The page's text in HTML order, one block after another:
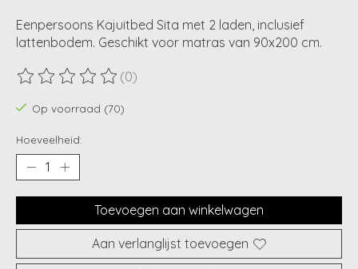
Eenpersoons Kajuitbed Sita met 2 laden, inclusief
lattenbodem. Geschikt voor matras van 90x200 cm.
De beoordeling van dit product is
(0)
Op voorraad (70)
Hoeveelheid:
Toevoegen aan winkelwagen
Aan verlanglijst toevoegen